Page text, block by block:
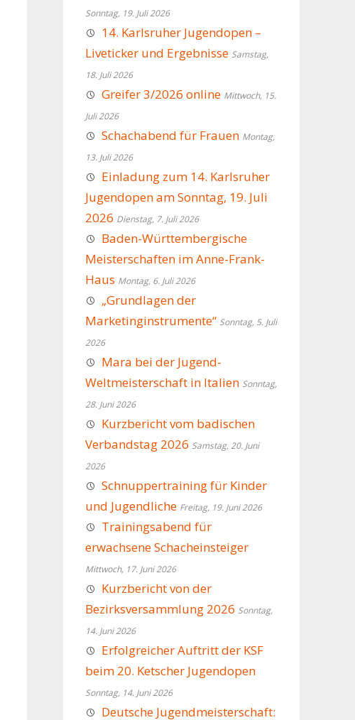
Sonntag, 19. Juli 2026
14. Karlsruher Jugendopen –
Liveticker und Ergebnisse Samstag,
18. Juli 2026
Greifer 3/2026 online Mittwoch, 15.
Juli 2026
Schachabend für Frauen Montag,
13. Juli 2026
Einladung zum 14. Karlsruher
Jugendopen am Sonntag, 19. Juli
2026 Dienstag, 7. Juli 2026
Baden-Württembergische
Meisterschaften im Anne-Frank-
Haus Montag, 6. Juli 2026
„Grundlagen der
Marketinginstrumente“ Sonntag, 5. Juli
2026
Mara bei der Jugend-
Weltmeisterschaft in Italien Sonntag,
28. Juni 2026
Kurzbericht vom badischen
Verbandstag 2026 Samstag, 20. Juni
2026
Schnuppertraining für Kinder
und Jugendliche Freitag, 19. Juni 2026
Trainingsabend für
erwachsene Schacheinsteiger
Mittwoch, 17. Juni 2026
Kurzbericht von der
Bezirksversammlung 2026 Sonntag,
14. Juni 2026
Erfolgreicher Auftritt der KSF
beim 20. Ketscher Jugendopen
Sonntag, 14. Juni 2026
Deutsche Jugendmeisterschaft: